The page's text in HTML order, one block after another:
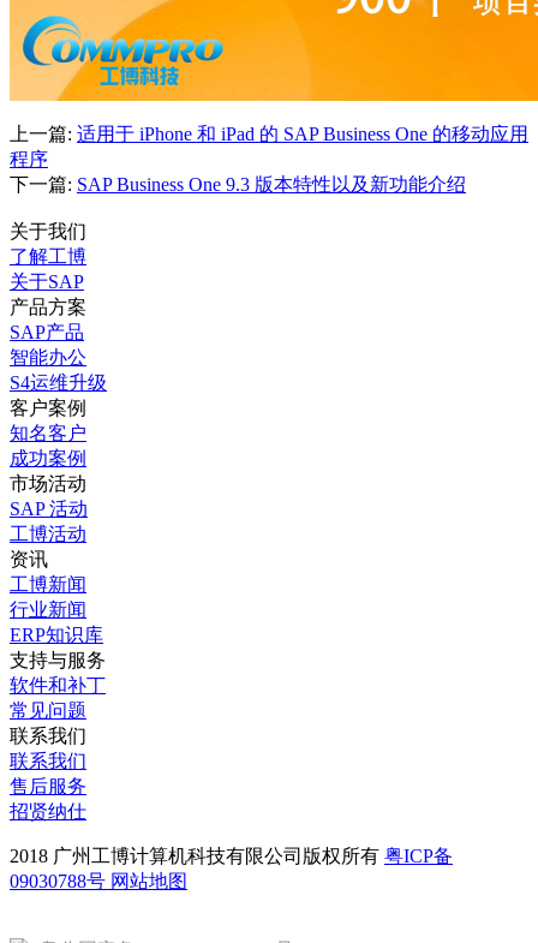
上一篇: 适用于 iPhone 和 iPad 的 SAP Business One 的移动应用
程序
下一篇: SAP Business One 9.3 版本特性以及新功能介绍
关于我们
了解工博
关于SAP
产品方案
SAP产品
智能办公
S4运维升级
客户案例
知名客户
成功案例
市场活动
SAP 活动
工博活动
资讯
工博新闻
行业新闻
ERP知识库
支持与服务
软件和补丁
常见问题
联系我们
联系我们
售后服务
招贤纳仕
2018 广州工博计算机科技有限公司版权所有 粤ICP备
09030788号 网站地图